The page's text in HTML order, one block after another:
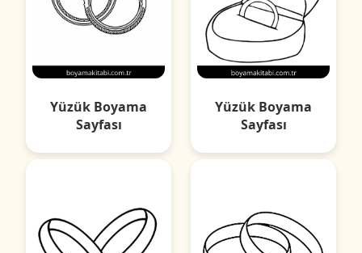
Yüzük Boyama
Sayfası
Yüzük Boyama
Sayfası